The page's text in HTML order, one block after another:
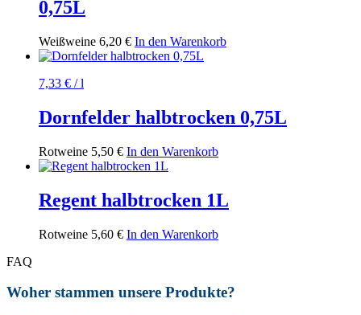
0,75L
Weißweine 6,20 € In den Warenkorb
7,33 € /l
Dornfelder halbtrocken 0,75L
Rotweine 5,50 € In den Warenkorb
Regent halbtrocken 1L
Rotweine 5,60 € In den Warenkorb
FAQ
Woher stammen unsere Produkte?